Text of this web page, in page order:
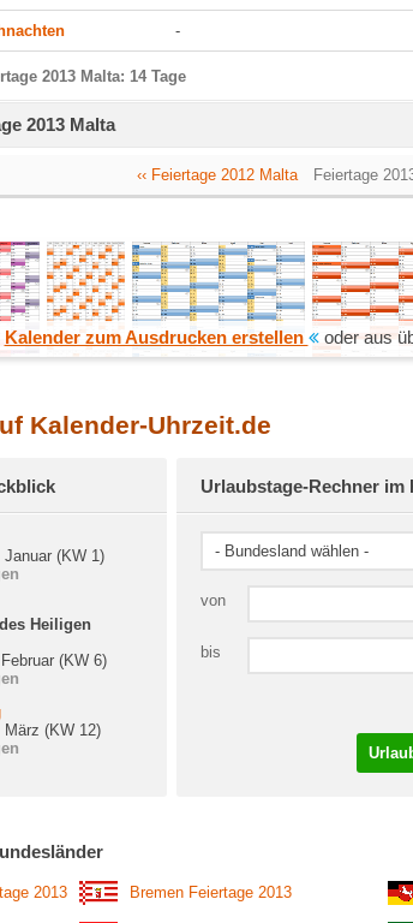
-
2013 Malta: 14 Tage
2013 Malta
‹‹ Feiertage 2012 Malta Feiertage
Kalender zum Ausdrucken erstellen oder aus
Kalender-Uhrzeit.de
Januar (KW 1)
Heiligen
(KW 6)
März (KW 12)
Urlaubstage-Rechner im
von
bis
2013 Bremen Feiertage 2013